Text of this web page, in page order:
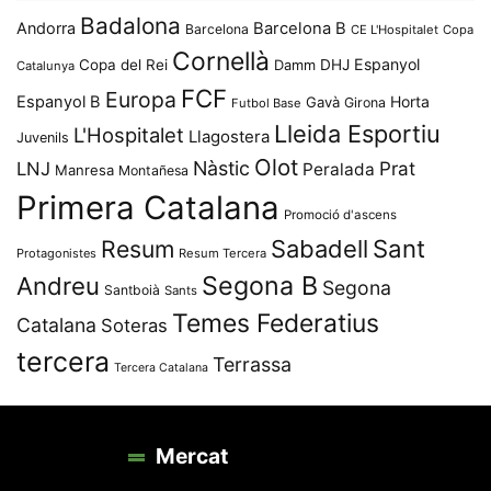
Andorra Badalona Barcelona Barcelona B CE L'Hospitalet Copa
Catalunya Copa del Rei Cornellà Damm DHJ Espanyol
Espanyol B Europa FCF Futbol Base Gavà Girona Horta
Juvenils L'Hospitalet Llagostera Lleida Esportiu
LNJ Manresa Montañesa Nàstic Olot Peralada Prat
Primera Catalana Promoció d'ascens
Protagonistes Resum Resum Tercera Sabadell Sant
Andreu Santboià Sants Segona B Segona
Catalana Soteras Temes Federatius
tercera Tercera Catalana Terrassa
Mercat